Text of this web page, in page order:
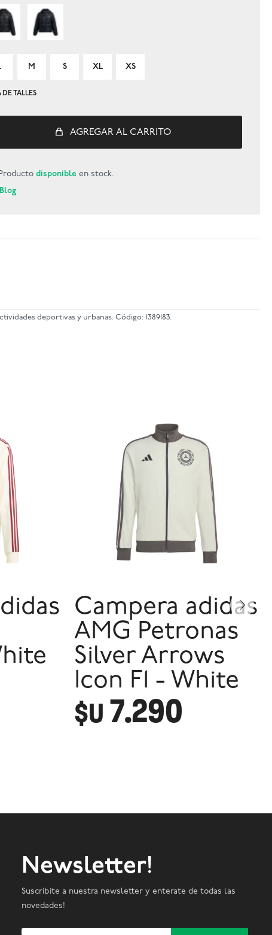
M S XL XS
DE TALLES
AGREGAR AL CARRITO
Productodisponible en stock.
deportivas y urbanas. Código: 1389183.
Campera adidas
AMG Petronas
Silver Arrows
Icon F1 - White
$U 7.290
Newsletter!
Suscribite a nuestra newsletter y enterate de todas las
novedades!